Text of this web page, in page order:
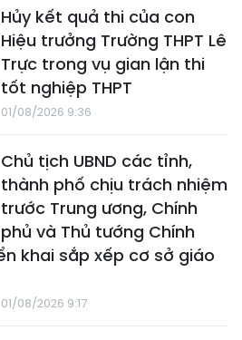
Hủy kết quả thi của con
Hiệu trưởng Trường THPT Lê
Trực trong vụ gian lận thi
tốt nghiệp THPT
01/08/2026 9:36
Chủ tịch UBND các tỉnh,
thành phố chịu trách nhiệm
trước Trung ương, Chính
phủ và Thủ tướng Chính
khai sắp xếp cơ sở giáo
01/08/2026 9:17